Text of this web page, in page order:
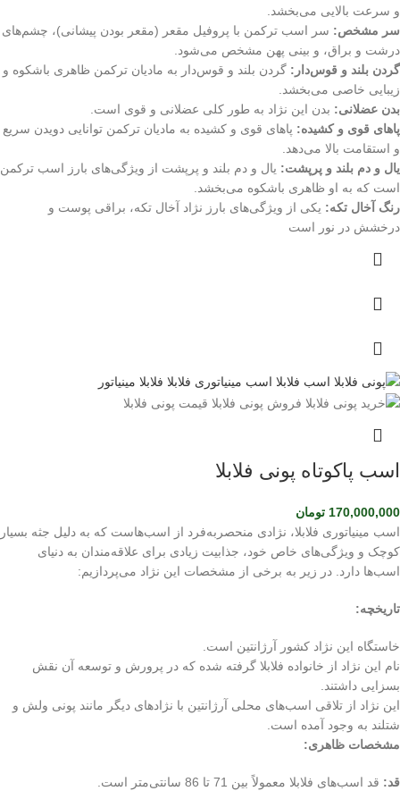
و سرعت بالایی می‌بخشد.
سر مشخص: سر اسب ترکمن با پروفیل مقعر (مقعر بودن پیشانی)، چشم‌های
درشت و براق، و بینی پهن مشخص می‌شود.
گردن بلند و قوس‌دار: گردن بلند و قوس‌دار به مادیان ترکمن ظاهری باشکوه و
زیبایی خاصی می‌بخشد.
بدن عضلانی: بدن این نژاد به طور کلی عضلانی و قوی است.
پاهای قوی و کشیده: پاهای قوی و کشیده به مادیان ترکمن توانایی دویدن سریع
و استقامت بالا می‌دهد.
یال و دم بلند و پرپشت: یال و دم بلند و پرپشت از ویژگی‌های بارز اسب ترکمن
است که به او ظاهری باشکوه می‌بخشد.
رنگ آخال تکه: یکی از ویژگی‌های بارز نژاد آخال تکه، براقی پوست و
درخشش در نور است
اسب پاکوتاه پونی فلابلا
170,000,000 تومان
اسب مینیاتوری فلابلا، نژادی منحصربه‌فرد از اسب‌هاست که به دلیل جثه بسیار
کوچک و ویژگی‌های خاص خود، جذابیت زیادی برای علاقه‌مندان به دنیای
اسب‌ها دارد. در زیر به برخی از مشخصات این نژاد می‌پردازیم:
تاریخچه:
خاستگاه این نژاد کشور آرژانتین است.
نام این نژاد از خانواده فلابلا گرفته شده که در پرورش و توسعه آن نقش
بسزایی داشتند.
این نژاد از تلاقی اسب‌های محلی آرژانتین با نژادهای دیگر مانند پونی ولش و
شتلند به وجود آمده است.
مشخصات ظاهری:
قد: قد اسب‌های فلابلا معمولاً بین 71 تا 86 سانتی‌متر است.